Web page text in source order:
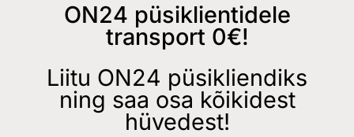
ON24 püsiklientidele
transport 0€!
Liitu ON24 püsikliendiks
ning saa osa kõikidest
hüvedest!